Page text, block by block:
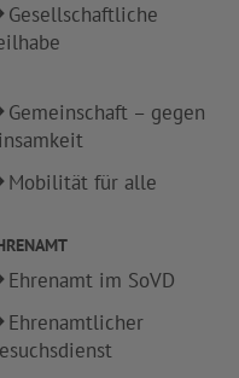
Gesellschaftliche
Gemeinschaft – gegen
Mobilität für alle
Ehrenamt im SoVD
Ehrenamtlicher